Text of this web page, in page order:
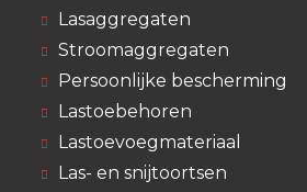
Lasaggregaten
Stroomaggregaten
Persoonlijke bescherming
Lastoebehoren
Lastoevoegmateriaal
Las- en snijtoortsen